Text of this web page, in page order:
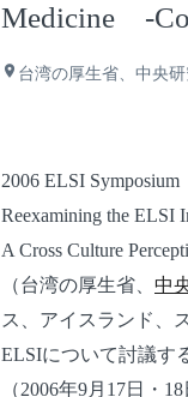
Medicine -
place 台湾の厚生省、中央
2006 ELSI Symposium
Reexamining the ELSI
A Cross Culture
（台湾の厚生省、 中
ス、アイスランド、
ELSIについて討議す
（2006年9月17日・18